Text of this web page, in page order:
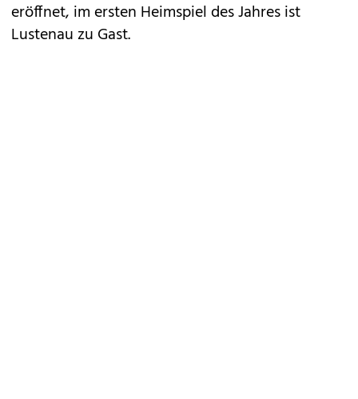
eröffnet, im ersten Heimspiel des Jahres ist
Lustenau zu Gast.